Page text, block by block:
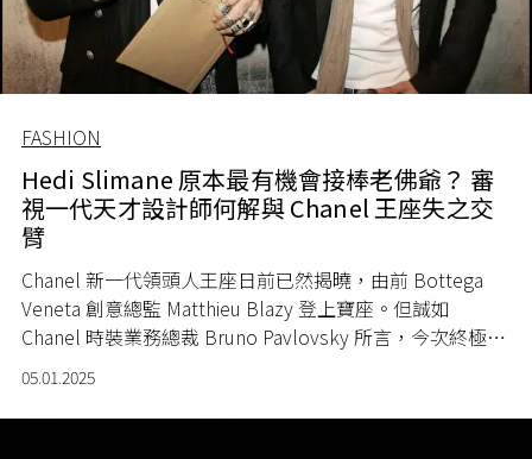
FASHION
Hedi Slimane 原本最有機會接棒老佛爺？ 審
視一代天才設計師何解與 Chanel 王座失之交
臂
Chanel 新一代領頭人王座日前已然揭曉，由前 Bottega
Veneta 創意總監 Matthieu Blazy 登上寶座。但誠如
Chanel 時裝業務總裁 Bruno Pavlovsky 所言，今次終極遴
另外兩位又是誰？雖然 Chanel 官方從未透露另外兩位的身
份，但依據坊間傳聞及歷史往蹟，其中一位是法國設計師
05.01.2025